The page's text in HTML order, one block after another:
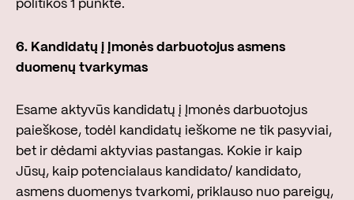
politikos 1 punkte.
6. Kandidatų į Įmonės darbuotojus asmens
duomenų tvarkymas
Esame aktyvūs kandidatų į Įmonės darbuotojus
paieškose, todėl kandidatų ieškome ne tik pasyviai,
bet ir dėdami aktyvias pastangas. Kokie ir kaip
Jūsų, kaip potencialaus kandidato/ kandidato,
asmens duomenys tvarkomi, priklauso nuo pareigų,